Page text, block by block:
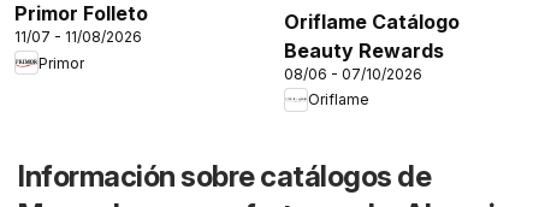
Primor Folleto
11/07 - 11/08/2026
Primor
Oriflame Catálogo
Beauty Rewards
08/06 - 07/10/2026
Oriflame
Información sobre catálogos de